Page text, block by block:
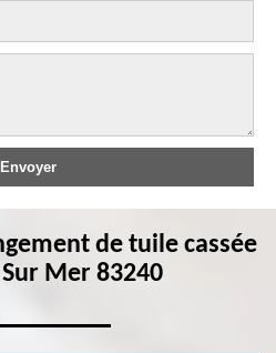
de tuile cassée
Mer 83240